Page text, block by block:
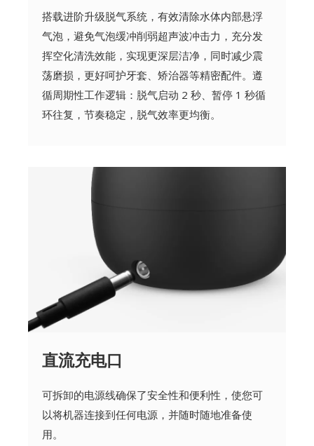
搭载进阶升级脱气系统，有效清除水体内部悬浮
气泡，避免气泡缓冲削弱超声波冲击力，充分发
挥空化清洗效能，实现更深层洁净，同时减少震
荡磨损，更好呵护牙套、矫治器等精密配件。遵
循周期性工作逻辑：脱气启动 2 秒、暂停 1 秒循
环往复，节奏稳定，脱气效率更均衡。
直流充电口
可拆卸的电源线确保了安全性和便利性，使您可
以将机器连接到任何电源，并随时随地准备使
用。